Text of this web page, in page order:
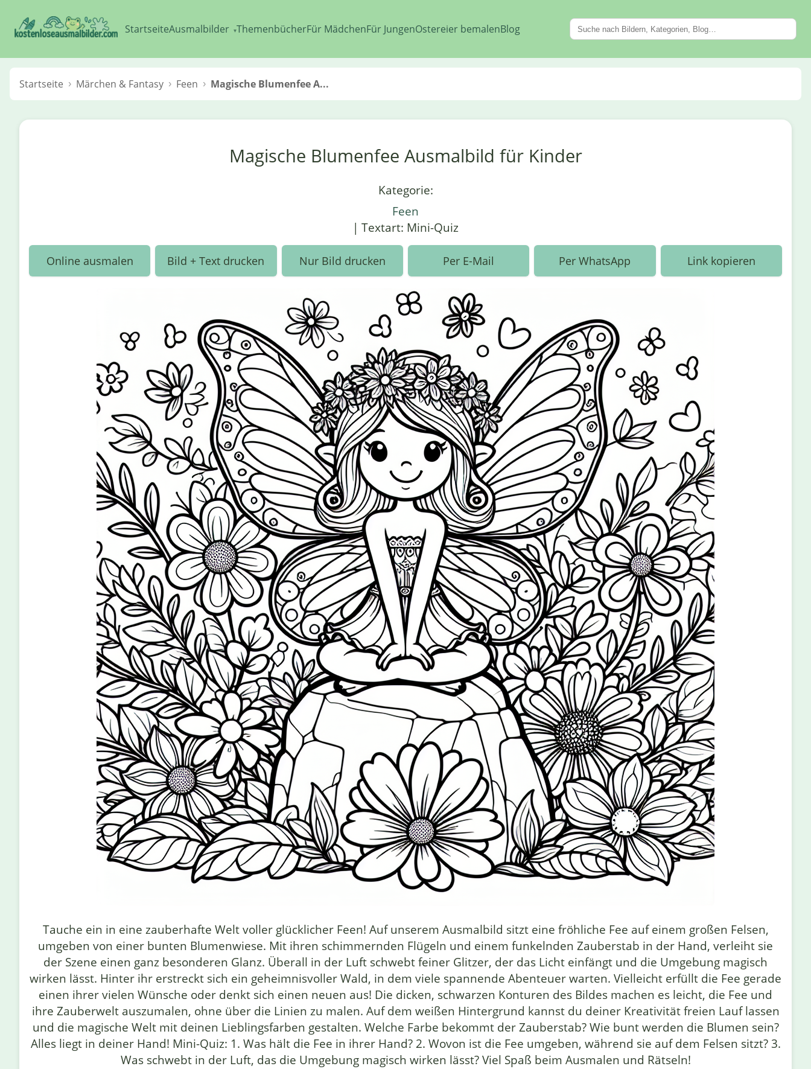
StartseiteAusmalbilder ▾ThemenbücherFür MädchenFür JungenOstereier bemalenBlog
Startseite Märchen & Fantasy Feen Magische Blumenfee A...
Magische Blumenfee Ausmalbild für Kinder
Kategorie:
Feen
| Textart: Mini-Quiz
Online ausmalen Bild + Text drucken Nur Bild drucken Per E-Mail Per WhatsApp Link kopieren
Tauche ein in eine zauberhafte Welt voller glücklicher Feen! Auf unserem Ausmalbild sitzt eine fröhliche Fee auf einem großen Felsen,
umgeben von einer bunten Blumenwiese. Mit ihren schimmernden Flügeln und einem funkelnden Zauberstab in der Hand, verleiht sie
der Szene einen ganz besonderen Glanz. Überall in der Luft schwebt feiner Glitzer, der das Licht einfängt und die Umgebung magisch
wirken lässt. Hinter ihr erstreckt sich ein geheimnisvoller Wald, in dem viele spannende Abenteuer warten. Vielleicht erfüllt die Fee gerade
einen ihrer vielen Wünsche oder denkt sich einen neuen aus! Die dicken, schwarzen Konturen des Bildes machen es leicht, die Fee und
ihre Zauberwelt auszumalen, ohne über die Linien zu malen. Auf dem weißen Hintergrund kannst du deiner Kreativität freien Lauf lassen
und die magische Welt mit deinen Lieblingsfarben gestalten. Welche Farbe bekommt der Zauberstab? Wie bunt werden die Blumen sein?
Alles liegt in deiner Hand! Mini-Quiz: 1. Was hält die Fee in ihrer Hand? 2. Wovon ist die Fee umgeben, während sie auf dem Felsen sitzt? 3.
Was schwebt in der Luft, das die Umgebung magisch wirken lässt? Viel Spaß beim Ausmalen und Rätseln!